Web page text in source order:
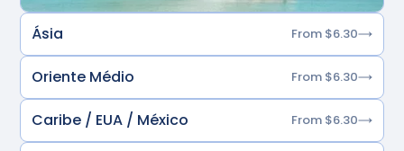
Ásia From $6.30
Oriente Médio From $6.30
Caribe / EUA / México From $6.30